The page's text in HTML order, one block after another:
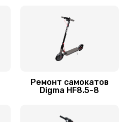
люфта
Ремонт самокатов
Digma HF8.5-8